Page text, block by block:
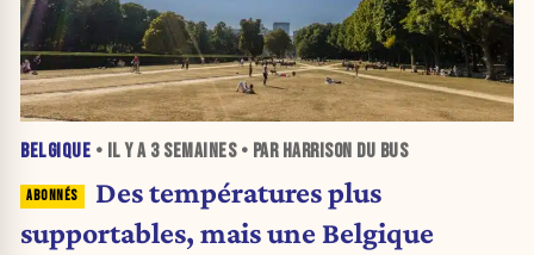
BELGIQUE • IL Y A 3 SEMAINES• PAR HARRISON DU BUS
Des températures plus
supportables, mais une Belgique